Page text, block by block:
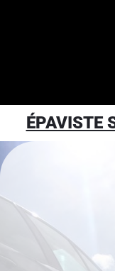
ÉPAVISTE